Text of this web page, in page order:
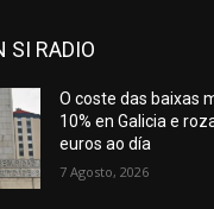
SI RADIO
O coste das baixas
10% en Galicia e
euros ao día
7 Agosto, 2026